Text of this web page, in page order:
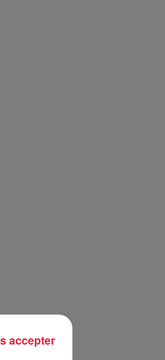
accepter